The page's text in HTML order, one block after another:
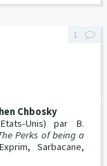
Chbosky
Unis) par B.
Perks of being a
Sarbacane,
1